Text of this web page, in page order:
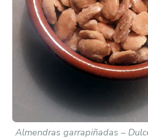
Almendras garrapiñadas –